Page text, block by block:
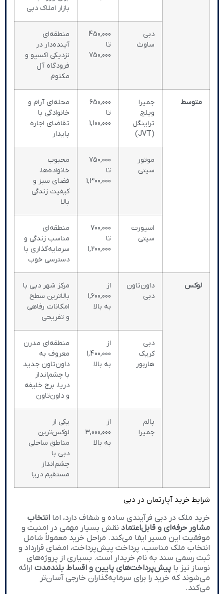
بازار املاک دبی
دبی
ساوث
450,000
تا
750,000
منطقه‌ای
آینده‌دار در
نزدیکی اکسپو و
فرودگاه آل
مکتوم
متوسط
جمیرا
ویلج
تراینگل
(JVT)
650,000
تا
1,100,000
محله‌ای آرام و
خانوادگی با
تقاضای اجاره
پایدار
موتور
سیتی
750,000
تا
1,300,000
محبوب
خانواده‌ها،
فضای سبز و
کیفیت زندگی
بالا
اسپورت
سیتی
700,000
تا
1,200,000
منطقه‌ای
مناسب زندگی و
سرمایه‌گذاری با
دسترسی خوب
لوکس
داون‌تاون
دبی
از
1,600,000
به بالا
مرکز شهر دبی با
بالاترین سطح
امکانات رفاهی
و تفریحی
دبی
کریک
هاربور
از
1,400,000
به بالا
منطقه‌ای مدرن
معروف به
داون‌تاون جدید
با چشم‌انداز
دریا، برج خلیفه
و داون‌تاون
پالم
جمیرا
از
3,000,000
به بالا
یکی از
لوکس‌ترین
مناطق ساحلی
دبی با
چشم‌انداز
مستقیم دریا
شرایط خرید آپارتمان در دبی
خرید ملک در دبی فرآیندی ساده و شفاف دارد، اما انتخاب
مشاور حرفه‌ای و قابل‌اعتماد نقش بسیار مهمی در امنیت و
موفقیت این مسیر ایفا می‌کند. مراحل خرید معمولاً شامل
انتخاب ملک مناسب، پرداخت پیش‌پرداخت، امضای قرارداد و
ثبت رسمی سند به نام خریدار است. بسیاری از پروژه‌های
نوساز نیز با پیش‌پرداخت‌های پایین و اقساط بلندمدت ارائه
می‌شوند که خرید را برای سرمایه‌گذاران خارجی آسان‌تر
می‌کند.